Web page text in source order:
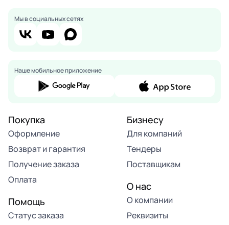
Мы в социальных сетях
Наше мобильное приложение
Покупка
Оформление
Возврат и гарантия
Получение заказа
Оплата
Помощь
Статус заказа
Бизнесу
Для компаний
Тендеры
Поставщикам
О нас
О компании
Реквизиты